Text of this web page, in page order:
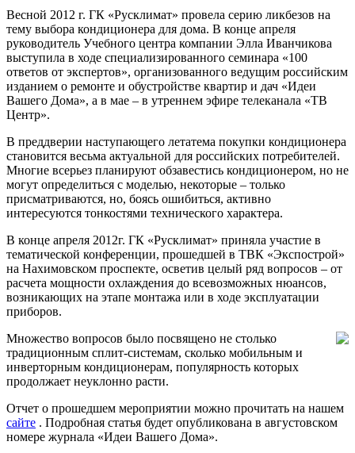
Весной 2012 г. ГК «Русклимат» провела серию ликбезов на
тему выбора кондиционера для дома. В конце апреля
руководитель Учебного центра компании Элла Иванчикова
выступила в ходе специализированного семинара «100
ответов от экспертов», организованного ведущим российским
изданием о ремонте и обустройстве квартир и дач «Идеи
Вашего Дома», а в мае – в утреннем эфире телеканала «ТВ
Центр».
В преддверии наступающего летатема покупки кондиционера
становится весьма актуальной для российских потребителей.
Многие всерьез планируют обзавестись кондиционером, но не
могут определиться с моделью, некоторые – только
присматриваются, но, боясь ошибиться, активно
интересуются тонкостями технического характера.
В конце апреля 2012г. ГК «Русклимат» приняла участие в
тематической конференции, прошедшей в ТВК «Экспострой»
на Нахимовском проспекте, осветив целый ряд вопросов – от
расчета мощности охлаждения до всевозможных нюансов,
возникающих на этапе монтажа или в ходе эксплуатации
приборов.
Множество вопросов было посвящено не столько
традиционным сплит-системам, сколько мобильным и
инверторным кондиционерам, популярность которых
продолжает неуклонно расти.
Отчет о прошедшем мероприятии можно прочитать на нашем
сайте . Подробная статья будет опубликована в августовском
номере журнала «Идеи Вашего Дома».